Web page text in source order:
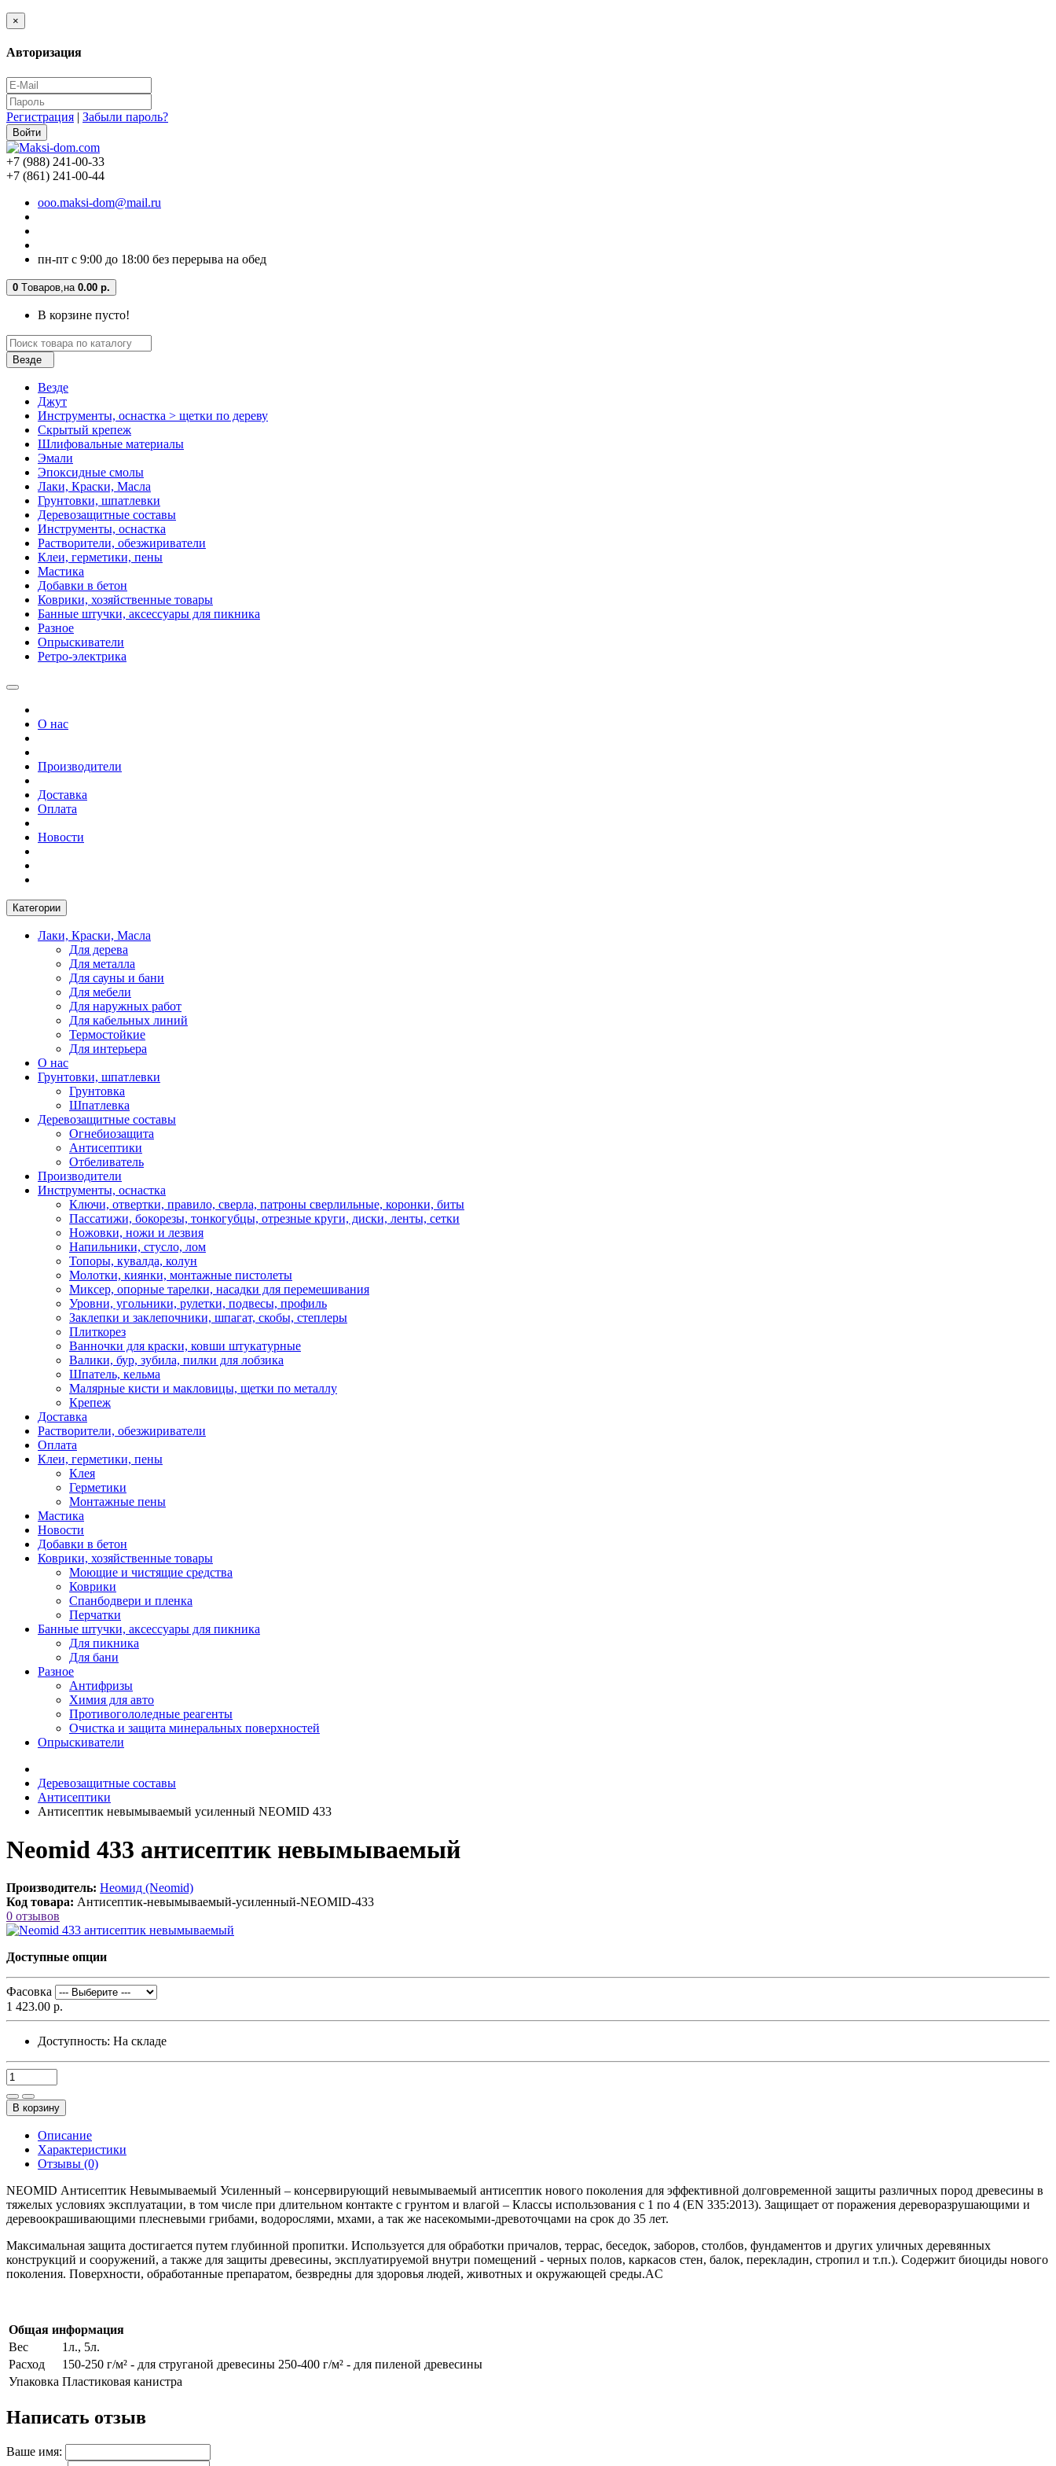
×
Авторизация
Регистрация | Забыли пароль?
+7 (988) 241-00-33
+7 (861) 241-00-44
ooo.maksi-dom@mail.ru
пн-пт с 9:00 до 18:00 без перерыва на обед
0 Tоваров, на 0.00 р.
В корзине пусто!
Везде
Везде
Джут
Инструменты, оснастка > щетки по дереву
Скрытый крепеж
Шлифовальные материалы
Эмали
Эпоксидные смолы
Лаки, Краски, Масла
Грунтовки, шпатлевки
Деревозащитные составы
Инструменты, оснастка
Растворители, обезжириватели
Клеи, герметики, пены
Мастика
Добавки в бетон
Коврики, хозяйственные товары
Банные штучки, аксессуары для пикника
Разное
Опрыскиватели
Ретро-электрика
О нас
Производители
Доставка
Оплата
Новости
Категории
Лаки, Краски, Масла
Для дерева
Для металла
Для сауны и бани
Для мебели
Для наружных работ
Для кабельных линий
Термостойкие
Для интерьера
О нас
Грунтовки, шпатлевки
Грунтовка
Шпатлевка
Деревозащитные составы
Огнебиозащита
Антисептики
Отбеливатель
Производители
Инструменты, оснастка
Ключи, отвертки, правило, сверла, патроны сверлильные, коронки, биты
Пассатижи, бокорезы, тонкогубцы, отрезные круги, диски, ленты, сетки
Ножовки, ножи и лезвия
Напильники, стусло, лом
Топоры, кувалда, колун
Молотки, киянки, монтажные пистолеты
Миксер, опорные тарелки, насадки для перемешивания
Уровни, угольники, рулетки, подвесы, профиль
Заклепки и заклепочники, шпагат, скобы, степлеры
Плиткорез
Ванночки для краски, ковши штукатурные
Валики, бур, зубила, пилки для лобзика
Шпатель, кельма
Малярные кисти и макловицы, щетки по металлу
Крепеж
Доставка
Растворители, обезжириватели
Оплата
Клеи, герметики, пены
Клея
Герметики
Монтажные пены
Мастика
Новости
Добавки в бетон
Коврики, хозяйственные товары
Моющие и чистящие средства
Коврики
Спанбодвери и пленка
Перчатки
Банные штучки, аксессуары для пикника
Для пикника
Для бани
Разное
Антифризы
Химия для авто
Противогололедные реагенты
Очистка и защита минеральных поверхностей
Опрыскиватели
Деревозащитные составы
Антисептики
Антисептик невымываемый усиленный NEOMID 433
Neomid 433 антисептик невымываемый
Производитель: Неомид (Neomid)
Код товара: Антисептик-невымываемый-усиленный-NEOMID-433
0 отзывов
Доступные опции
Фасовка
1 423.00 р.
Доступность: На складе
В корзину
Описание
Характеристики
Отзывы (0)
NEOMID Антисептик Невымываемый Усиленный – консервирующий невымываемый антисептик нового поколения для эффективной долговременной защиты различных пород древесины в
тяжелых условиях эксплуатации, в том числе при длительном контакте с грунтом и влагой – Классы использования с 1 по 4 (EN 335:2013). Защищает от поражения дереворазрушающими и
деревоокрашивающими плесневыми грибами, водорослями, мхами, а так же насекомыми-древоточцами на срок до 35 лет.
Максимальная защита достигается путем глубинной пропитки. Используется для обработки причалов, террас, беседок, заборов, столбов, фундаментов и других уличных деревянных
конструкций и сооружений, а также для защиты древесины, эксплуатируемой внутри помещений - черных полов, каркасов стен, балок, перекладин, стропил и т.п.). Содержит биоциды нового
поколения. Поверхности, обработанные препаратом, безвредны для здоровья людей, животных и окружающей среды.AC
Общая информация
Вес
1л., 5л.
Расход
150-250 г/м² - для струганой древесины 250-400 г/м² - для пиленой древесины
Упаковка Пластиковая канистра
Написать отзыв
Ваше имя: